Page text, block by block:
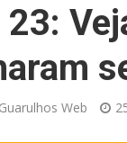
23:
Web